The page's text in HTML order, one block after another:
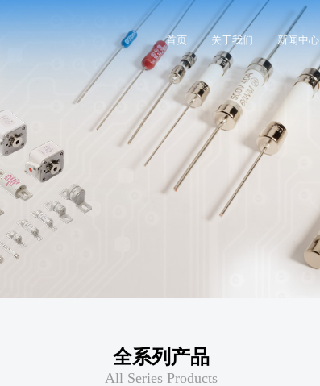
首页 关于我们 新闻中心
全系列产品
All Series Products